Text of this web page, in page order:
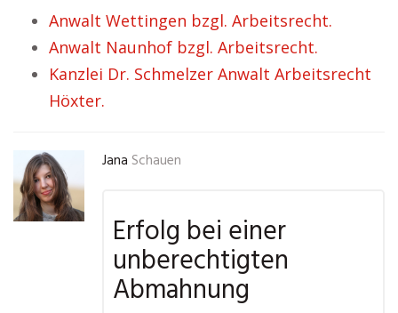
Anwalt Wettingen bzgl. Arbeitsrecht.
Anwalt Naunhof bzgl. Arbeitsrecht.
Kanzlei Dr. Schmelzer Anwalt Arbeitsrecht
Höxter.
Jana Schauen
Erfolg bei einer
unberechtigten
Abmahnung